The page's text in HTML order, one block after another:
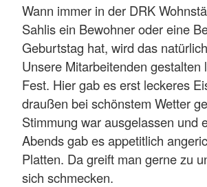
Wann immer in der DRK
Sahlis ein Bewohner oder eine
Geburtstag hat, wird das
Unsere Mitarbeitenden gestalten
Fest. Hier gab es erst leckeres
draußen bei schönstem Wetter
Stimmung war ausgelassen und
Abends gab es appetitlich
Platten. Da greift man gerne zu
sich schmecken.